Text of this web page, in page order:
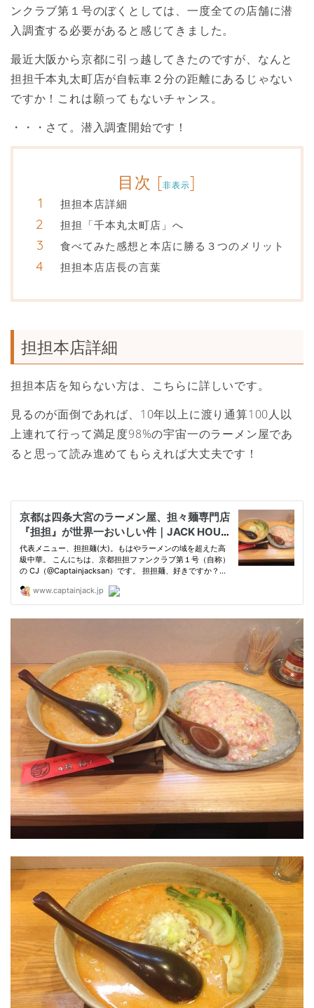
ンクラブ第１号のぼくとしては、一度全ての店舗に潜
入調査する必要があると感じてきました。
最近大阪から京都に引っ越してきたのですが、なんと
担担千本丸太町店が自転車２分の距離にあるじゃない
ですか！これは願ってもないチャンス。
・・・さて。潜入調査開始です！
目次 [非表示]
担担本店詳細
担担「千本丸太町店」へ
食べてみた感想と本店に勝る３つのメリット
担担本店店長の言葉
担担本店詳細
担担本店を知らない方は、こちらに詳しいです。
見るのが面倒であれば、10年以上に渡り通算100人以
上連れて行って満足度98%の宇宙一のラーメン屋であ
ると思って読み進めてもらえれば大丈夫です！